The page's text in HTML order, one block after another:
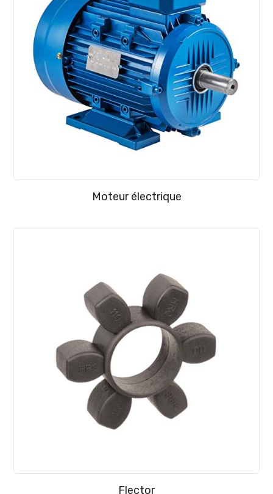
Moteur électrique
Flector